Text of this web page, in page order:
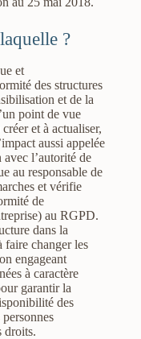
?
et
des structures
et de la
point de vue
et à actualiser,
aussi appelée
l’autorité de
au responsable de
et vérifie
de
au RGPD.
dans la
faire changer les
engageant
à caractère
garantir la
des
droits.